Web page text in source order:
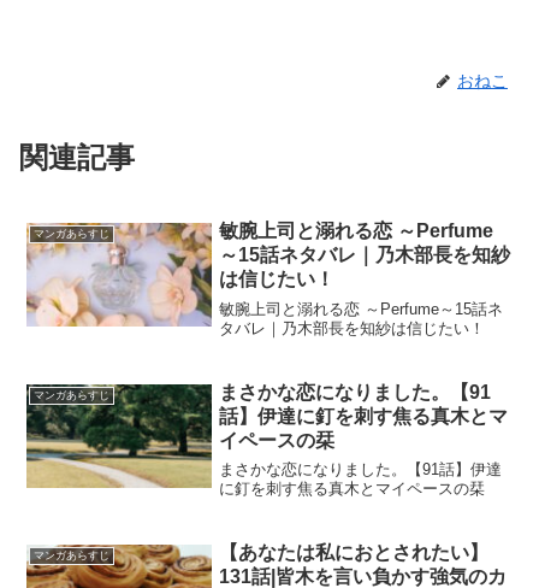
おねこ
関連記事
マンガあらすじ
敏腕上司と溺れる恋 ～Perfume
～15話ネタバレ｜乃木部長を知紗
は信じたい！
敏腕上司と溺れる恋 ～Perfume～15話ネ
タバレ｜乃木部長を知紗は信じたい！
マンガあらすじ
まさかな恋になりました。【91
話】伊達に釘を刺す焦る真木とマ
イペースの栞
まさかな恋になりました。【91話】伊達
に釘を刺す焦る真木とマイペースの栞
マンガあらすじ
【あなたは私におとされたい】
131話|皆木を言い負かす強気のカ